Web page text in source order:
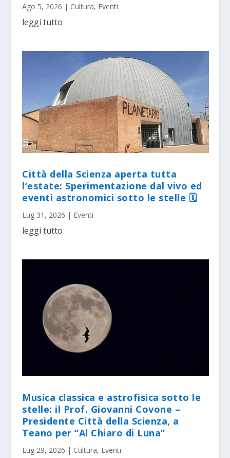
Ago 5, 2026 | Cultura, Eventi
leggi tutto
Città della Scienza aperta tutta
l’estate: Sperimentazione dal vivo ed
eventi astronomici sotto le stelle 🗓
Lug 31, 2026 | Eventi
leggi tutto
Musica classica e astrofisica sotto le
stelle: il Prof. Giovanni Covone –
Presidente Città della Scienza, a
Teano per “Al Chiaro di Luna”
Lug 29, 2026 | Cultura, Eventi